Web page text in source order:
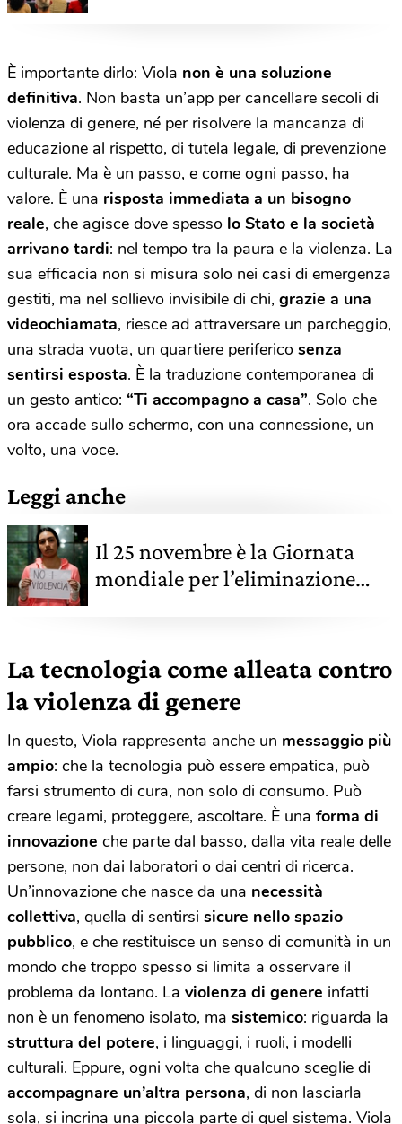
È importante dirlo: Viola non è una soluzione
definitiva. Non basta un’app per cancellare secoli di
violenza di genere, né per risolvere la mancanza di
educazione al rispetto, di tutela legale, di prevenzione
culturale. Ma è un passo, e come ogni passo, ha
valore. È una risposta immediata a un bisogno
reale, che agisce dove spesso lo Stato e la società
arrivano tardi: nel tempo tra la paura e la violenza. La
sua efficacia non si misura solo nei casi di emergenza
gestiti, ma nel sollievo invisibile di chi, grazie a una
videochiamata, riesce ad attraversare un parcheggio,
una strada vuota, un quartiere periferico senza
sentirsi esposta. È la traduzione contemporanea di
un gesto antico: “Ti accompagno a casa”. Solo che
ora accade sullo schermo, con una connessione, un
volto, una voce.
Leggi anche
Il 25 novembre è la Giornata
mondiale per l’eliminazione
La tecnologia come alleata contro
la violenza di genere
In questo, Viola rappresenta anche un messaggio più
ampio: che la tecnologia può essere empatica, può
farsi strumento di cura, non solo di consumo. Può
creare legami, proteggere, ascoltare. È una forma di
innovazione che parte dal basso, dalla vita reale delle
persone, non dai laboratori o dai centri di ricerca.
Un’innovazione che nasce da una necessità
collettiva, quella di sentirsi sicure nello spazio
pubblico, e che restituisce un senso di comunità in un
mondo che troppo spesso si limita a osservare il
problema da lontano. La violenza di genere infatti
non è un fenomeno isolato, ma sistemico: riguarda la
struttura del potere, i linguaggi, i ruoli, i modelli
culturali. Eppure, ogni volta che qualcuno sceglie di
accompagnare un’altra persona, di non lasciarla
sola, si incrina una piccola parte di quel sistema. Viola